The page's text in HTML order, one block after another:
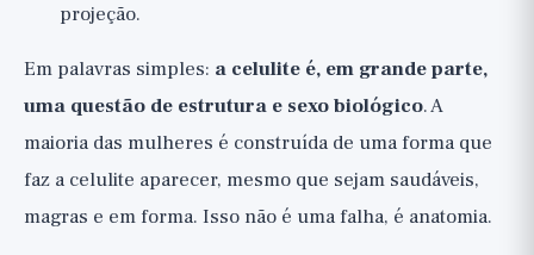
projeção.
Em palavras simples: a celulite é, em grande parte,
uma questão de estrutura e sexo biológico. A
maioria das mulheres é construída de uma forma que
faz a celulite aparecer, mesmo que sejam saudáveis,
magras e em forma. Isso não é uma falha, é anatomia.